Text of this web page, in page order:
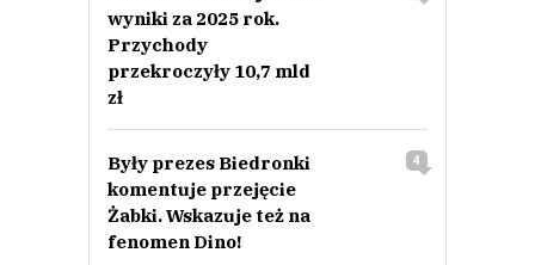
wyniki za 2025 rok.
Przychody
przekroczyły 10,7 mld
zł
Były prezes Biedronki
komentuje przejęcie
Żabki. Wskazuje też na
fenomen Dino!
4